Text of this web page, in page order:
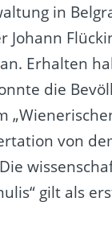
in
Johann
Erhalten
die
von
gilt als